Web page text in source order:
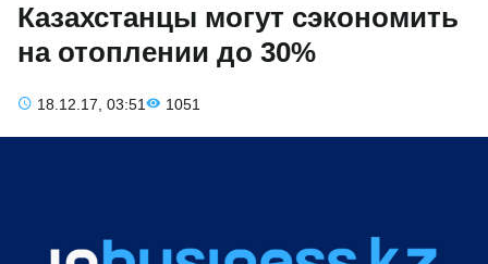
Казахстанцы могут сэкономить
на отоплении до 30%
18.12.17, 03:51 1051